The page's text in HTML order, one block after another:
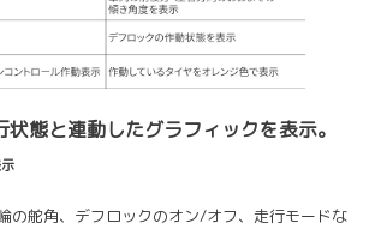
態と連動したグラフィックを表示。
の舵角、デフロックのオン/オフ、走行モードな